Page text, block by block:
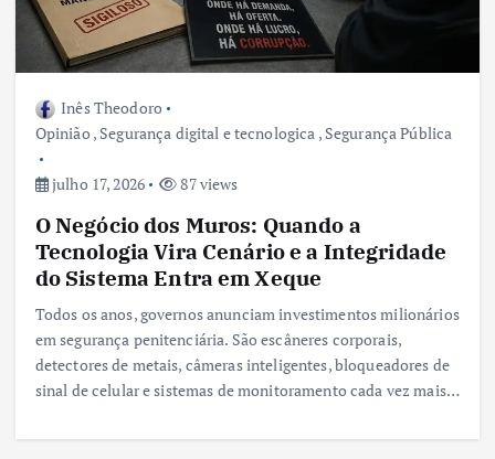
Inês Theodoro
Opinião , Segurança digital e tecnologica , Segurança Pública
julho 17, 2026 87 views
O Negócio dos Muros: Quando a
Tecnologia Vira Cenário e a Integridade
do Sistema Entra em Xeque
Todos os anos, governos anunciam investimentos milionários
em segurança penitenciária. São escâneres corporais,
detectores de metais, câmeras inteligentes, bloqueadores de
sinal de celular e sistemas de monitoramento cada vez mais…